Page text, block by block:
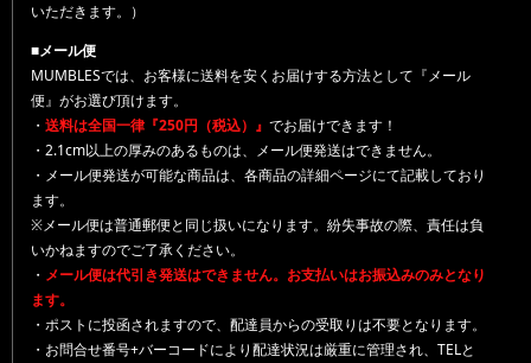
いただきます。）
■メール便
MUMBLESでは、お客様に送料を安くお届けする方法として『メール
便』がお選び頂けます。
・ 送料は全国一律『250円（税込）』 でお届けできます！
・2.1cm以上の厚みのあるものは、メール便発送はできません。
・メール便発送が可能な商品は、各商品の詳細ページにて記載しており
ます。
※メール便は普通郵便と同じ扱いになります。紛失事故の際、責任は負
いかねますのでご了承ください。
・ メール便は代引き発送はできません。お支払いはお振込みのみとなり
ます。
・ポストに投函されますので、配達員からの受取りは不要となります。
・お問合せ番号+バーコードにより配達状況は厳重に管理され、TELと